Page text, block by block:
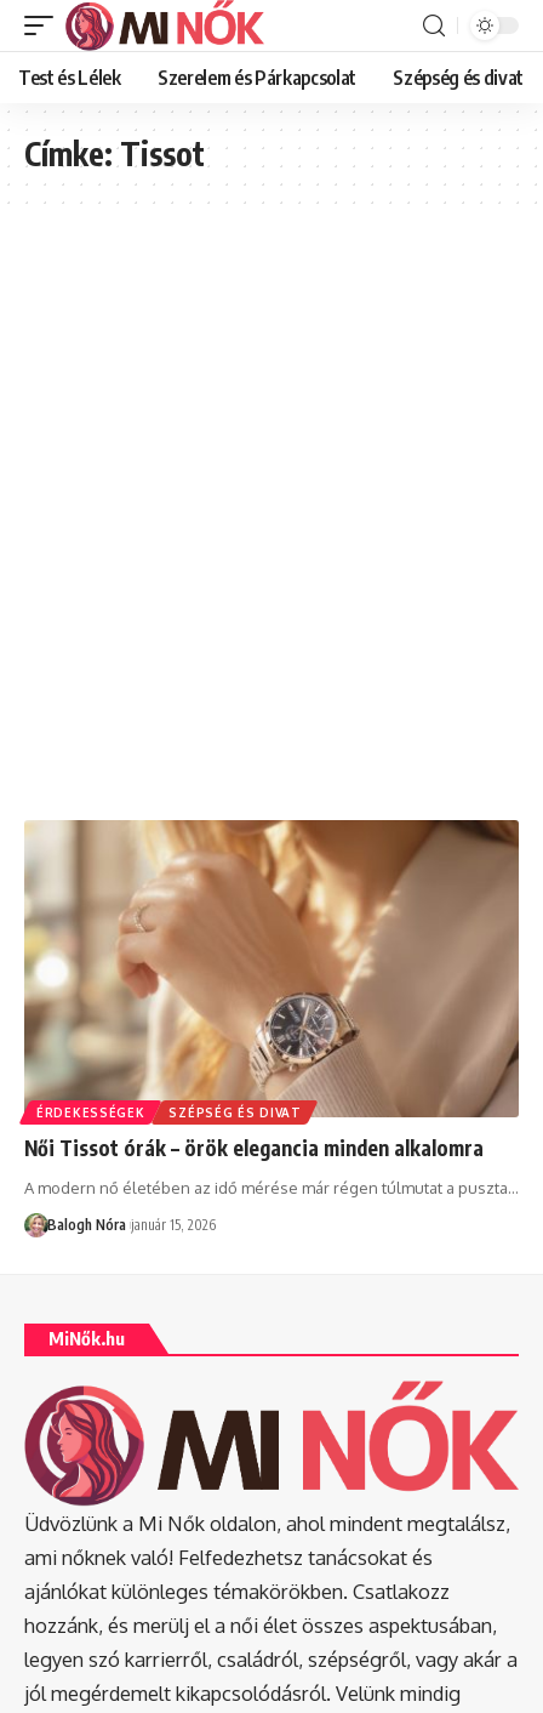
Test és Lélek Szerelem és Párkapcsolat Szépség és divat
Címke:Tissot
ÉRDEKESSÉGEK SZÉPSÉG ÉS DIVAT
Női Tissot órák – örök elegancia minden alkalomra
A modern nő életében az idő mérése már régen túlmutat a puszta…
Balogh Nóra január 15, 2026
MiNők.hu
Üdvözlünk a Mi Nők oldalon, ahol mindent megtalálsz,
ami nőknek való! Felfedezhetsz tanácsokat és
ajánlókat különleges témakörökben. Csatlakozz
hozzánk, és merülj el a női élet összes aspektusában,
legyen szó karrierről, családról, szépségről, vagy akár a
jól megérdemelt kikapcsolódásról. Velünk mindig